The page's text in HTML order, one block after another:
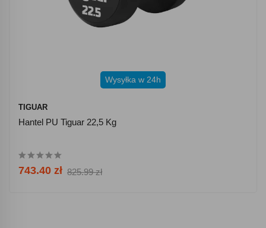
Wysyłka w 24h
TIGUAR
Hantel PU Tiguar 22,5 Kg
743.40 zł 825.99 zł